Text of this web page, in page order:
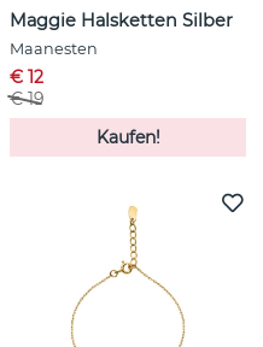
Maggie Halsketten Silber
Maanesten
€ 12
€ 19
Kaufen!